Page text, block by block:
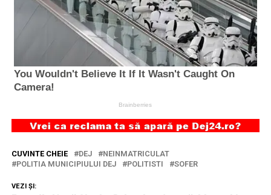
CUVINTE CHEIE DEJ
NEINMATRICULAT
POLITIA MUNICIPIULUI DEJ
POLITISTI SOFER
VEZI ȘI: